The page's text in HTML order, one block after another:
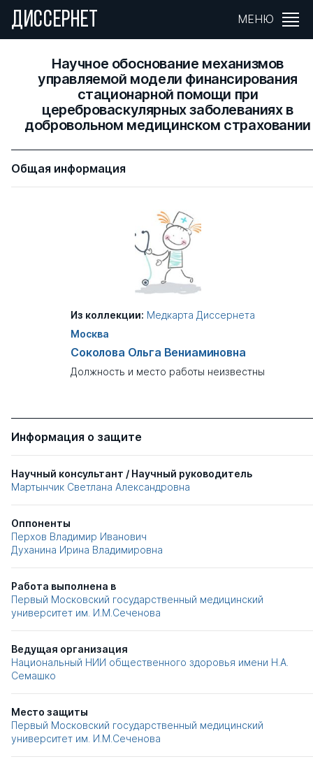
ДИССЕРНЕТ МЕНЮ
Научное обоснование механизмов
управляемой модели финансирования
стационарной помощи при
цереброваскулярных заболеваниях в
добровольном медицинском страховании
Общая информация
Из коллекции: Медкарта Диссернета
Москва
Соколова Ольга Вениаминовна
Должность и место работы неизвестны
Информация о защите
Научный консультант / Научный руководитель
Мартынчик Светлана Александровна
Оппоненты
Перхов Владимир Иванович
Духанина Ирина Владимировна
Работа выполнена в
Первый Московский государственный медицинский
университет им. И.М.Сеченова
Ведущая организация
Национальный НИИ общественного здоровья имени Н.А.
Семашко
Место защиты
Первый Московский государственный медицинский
университет им. И.М.Сеченова